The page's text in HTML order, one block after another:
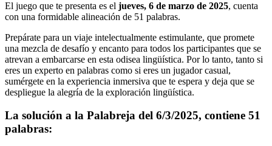
El juego que te presenta es el jueves, 6 de marzo de 2025, cuenta
con una formidable alineación de 51 palabras.
Prepárate para un viaje intelectualmente estimulante, que promete
una mezcla de desafío y encanto para todos los participantes que se
atrevan a embarcarse en esta odisea lingüística. Por lo tanto, tanto si
eres un experto en palabras como si eres un jugador casual,
sumérgete en la experiencia inmersiva que te espera y deja que se
despliegue la alegría de la exploración lingüística.
La solución a la Palabreja del 6/3/2025, contiene 51
palabras: